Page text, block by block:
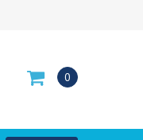
0